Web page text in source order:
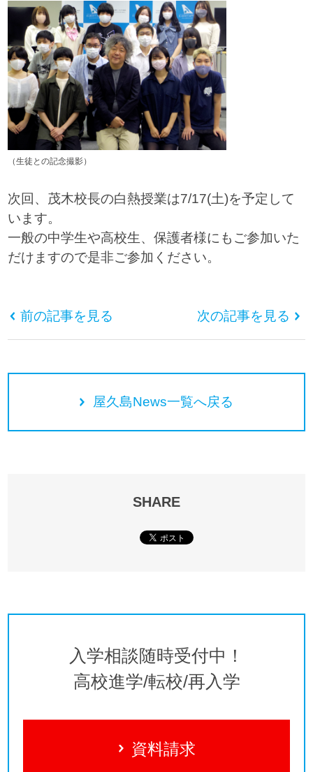
（生徒との記念撮影）
次回、茂木校長の白熱授業は7/17(土)を予定して
います。
一般の中学生や高校生、保護者様にもご参加いた
だけますので是非ご参加ください。
前の記事を見る 次の記事を見る
屋久島News一覧へ戻る
SHARE
入学相談随時受付中！
高校進学/転校/再入学
資料請求